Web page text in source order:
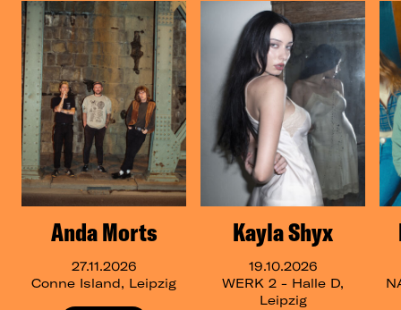
Anda Morts
27.11.2026
Conne Island, Leipzig
Kayla Shyx
19.10.2026
WERK 2 - Halle D,
Leipzig